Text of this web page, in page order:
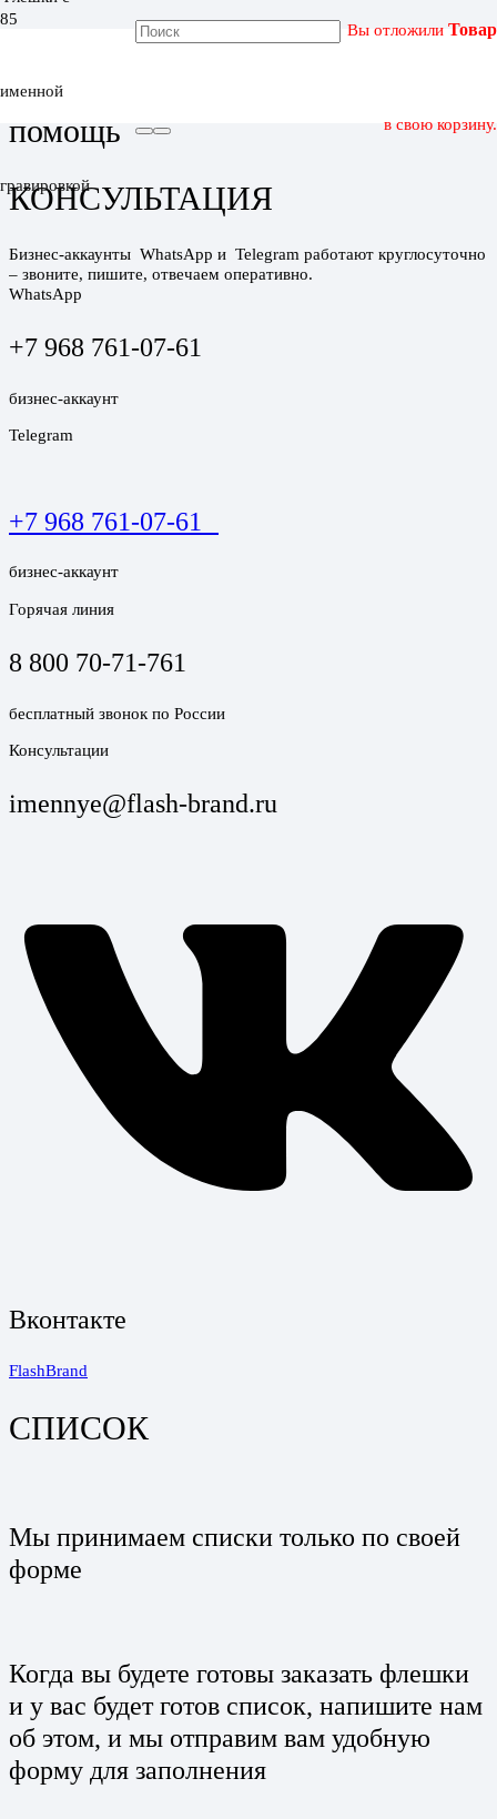
именной
гравировкой
Вы отложили Товар
в свою корзину.
помощь
КОНСУЛЬТАЦИЯ
Бизнес-аккаунты WhаtsАрр и Теlеgrаm работают круглосуточно
– звоните, пишите, отвечаем оперативно.
WhatsApp
+7 968 761-07-61
бизнес-аккаунт
Telegram
+7 968 761-07-61
бизнес-аккаунт
Горячая линия
8 800 70-71-761
бесплатный звонок по России
Консультации
imennye@flash-brand.ru
Вконтакте
FlashBrand
СПИСОК
Мы принимаем списки только по своей
форме
Когда вы будете готовы заказать флешки
и у вас будет готов список, напишите нам
об этом, и мы отправим вам удобную
форму для заполнения